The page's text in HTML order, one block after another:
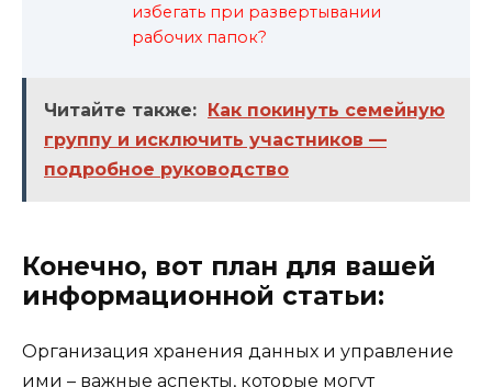
избегать при развертывании
рабочих папок?
Читайте также: Как покинуть семейную
группу и исключить участников —
подробное руководство
Конечно, вот план для вашей
информационной статьи:
Организация хранения данных и управление
ими – важные аспекты, которые могут